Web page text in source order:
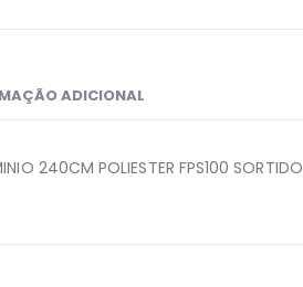
ADICIONAL
240CM POLIESTER FPS100 SORTIDO